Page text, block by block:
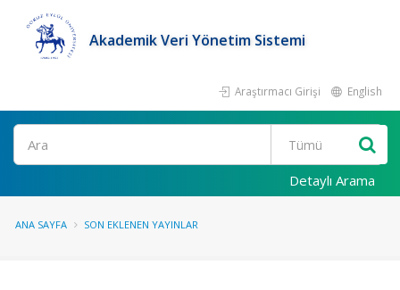
Akademik Veri Yönetim Sistemi
Araştırmacı Girişi English
Ara
Detaylı Arama
ANA SAYFA SON EKLENEN YAYINLAR